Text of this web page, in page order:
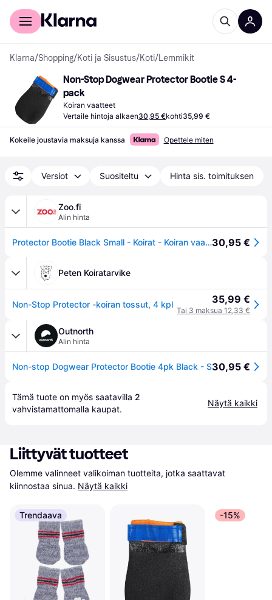
Kuluttajille
Klarna/Shopping/Koti ja Sisustus/Koti/Lemmikit
Non-Stop Dogwear Protector Bootie S 4-
pack
Koiran vaatteet
Vertaile hintoja alkaen30,95 €kohti35,99 €
Kokeile joustavia maksuja kanssa Opettele miten
Versiot Suositeltu Hinta sis. toimituksen
Zoo.fi
Alin hinta
Protector Bootie Black Small - Koirat - Koiran vaatteet ja kengät - Koiran kengät ja tassunsuojat - Non-stop dogwear30,95 €
Peten Koiratarvike
Non-Stop Protector -koiran tossut, 4 kpl 35,99 €
Tai 3 maksua 12,33 €
Outnorth
Alin hinta
Non-stop Dogwear Protector Bootie 4pk Black - S30,95 €
Tämä tuote on myös saatavilla 2
vahvistamattomalla kaupat.
Näytä kaikki
Liittyvät tuotteet
Olemme valinneet valikoiman tuotteita, jotka saattavat
kiinnostaa sinua. Näytä kaikki
Trendaava -15%